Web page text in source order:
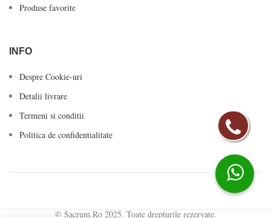
Produse favorite
INFO
Despre Cookie-uri
Detalii livrare
Termeni si conditii
Politica de confidentialitate
© Sacrum.Ro 2025. Toate drepturile rezervate.